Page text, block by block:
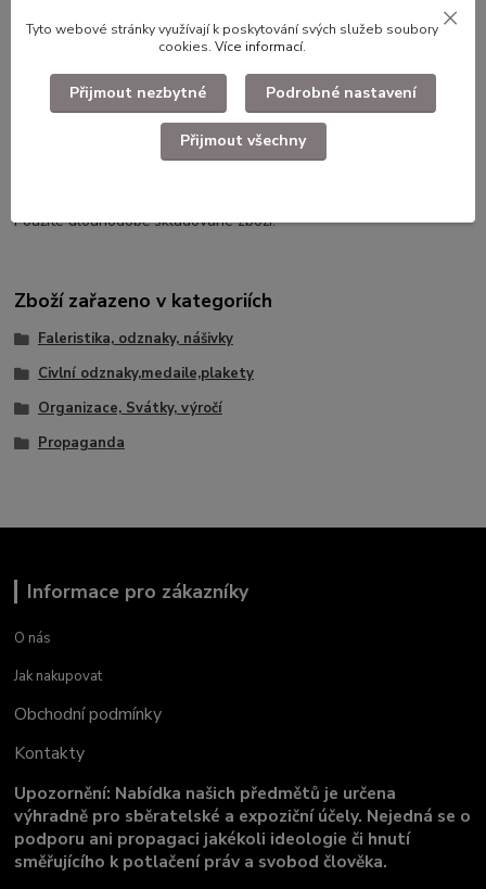
Použité dlouhodobě skladované zboží.
Zboží zařazeno v kategoriích
Faleristika, odznaky, nášivky
Civlní odznaky,medaile,plakety
Organizace, Svátky, výročí
Propaganda
Informace pro zákazníky
O nás
Jak nakupovat
Obchodní podmínky
Kontakty
Upozornění: Nabídka našich předmětů je určena
výhradně pro sběratelské a expoziční účely. Nejedná se o
podporu ani propagaci jakékoli ideologie či hnutí
směřujícího k potlačení práv a svobod člověka.
Tyto webové stránky využívají k poskytování svých služeb soubory
cookies. Více informací.
Přijmout nezbytné Podrobné nastavení
Přijmout všechny